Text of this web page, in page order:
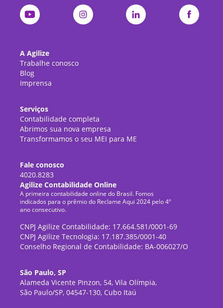
A Agilize
Trabalhe conosco
Blog
Imprensa
Serviços
Contabilidade completa
Abrimos sua nova empresa
Transformamos o seu MEI para ME
Fale conosco
4020.8283
Agilize Contabilidade Online
A primeira contabilidade online do Brasil. Fomos
indicados para o prêmio do Reclame Aqui 2024 pelo 4º
ano consecutivo.
CNPJ Agilize Contabilidade: 17.664.581/0001-69
CNPJ Agilize Tecnologia: 17.187.385/0001-40
Conselho Regional de Contabilidade: BA-006027/O
São Paulo, SP
Alameda Vicente Pinzon, 54, Vila Olímpia,
São Paulo/SP, 04547-130, Cubo Itaú